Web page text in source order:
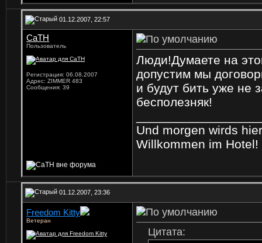
01.12.2007, 22:57
CaTH
Пользователь
Регистрация: 06.08.2007
Адрес: ZIMMER 483
Сообщения: 39
Люди!Думаете на
допустим мы
и будут бить уже не
бесполезняк!
Und morgen wirds
Willkommen im Hotel!
01.12.2007, 23:36
Freedom Kitty
Ветеран
Цитата: